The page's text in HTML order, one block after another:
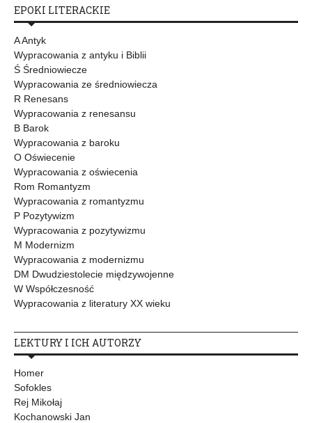
EPOKI LITERACKIE
A Antyk
Wypracowania z antyku i Biblii
Ś Średniowiecze
Wypracowania ze średniowiecza
R Renesans
Wypracowania z renesansu
B Barok
Wypracowania z baroku
O Oświecenie
Wypracowania z oświecenia
Rom Romantyzm
Wypracowania z romantyzmu
P Pozytywizm
Wypracowania z pozytywizmu
M Modernizm
Wypracowania z modernizmu
DM Dwudziestolecie międzywojenne
W Współczesność
Wypracowania z literatury XX wieku
LEKTURY I ICH AUTORZY
Homer
Sofokles
Rej Mikołaj
Kochanowski Jan